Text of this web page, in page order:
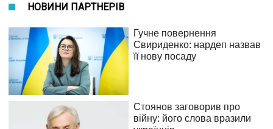
НОВИНИ ПАРТНЕРІВ